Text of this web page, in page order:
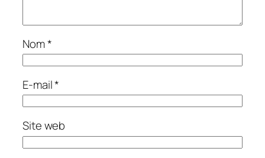
Nom*
E-mail*
Site web